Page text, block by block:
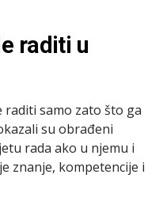
raditi u
raditi samo zato što ga
su obrađeni
rada ako u njemu i
znanje, kompetencije i